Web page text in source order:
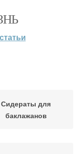
статьи
Сидераты для
баклажанов